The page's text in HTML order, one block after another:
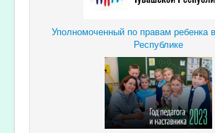
Уполномоченный по правам ребенка
Республике